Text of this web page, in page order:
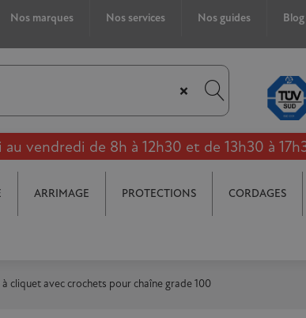
Nos marques Nos services Nos guides Blog
×
vendredi de 8h à 12h30 et de 13h30 à
ARRIMAGE PROTECTIONS CORDAGES
à cliquet avec crochets pour chaîne grade 100